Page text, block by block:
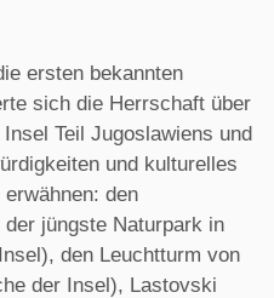
ersten bekannten
sich die Herrschaft über
Teil Jugoslawiens und
und kulturelles
den
jüngste Naturpark in
den Leuchtturm von
der Insel), Lastovski